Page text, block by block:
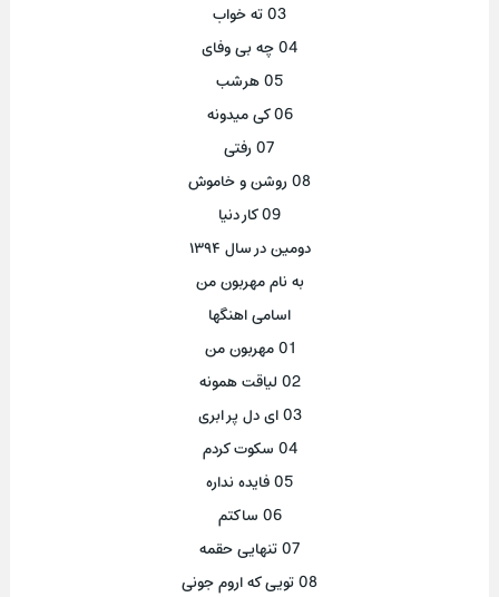
03 ته خواب
04 چه بی وفای
05 هرشب
06 کی میدونه
07 رفتی
08 روشن و خاموش
09 کار دنیا
دومین در سال‌ ۱۳۹۴
به نام مهربون من
اسامی اهنگها
01 مهربون من
02 لیاقت همونه
03 ای دل پر ابری
04 سکوت کردم
05 فایده نداره
06 ساکتم
07 تنهایی حقمه
08 تویی که اروم جونی